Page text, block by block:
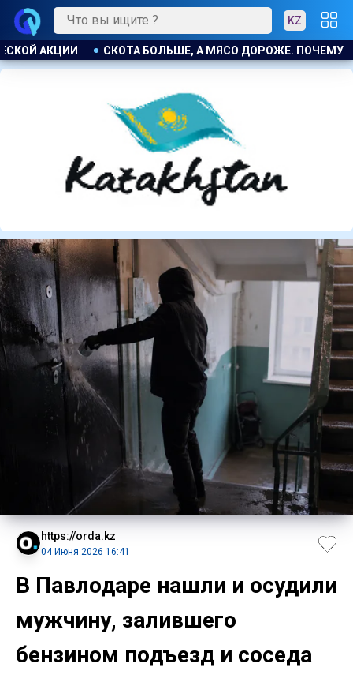
KZ
ПОЧЕМУ В КАЗАХСТАНЕ ПРОДОЛЖАЮТ РАСТИ ЦЕНЫ НА
https://orda.kz
04 Июня 2026 16:41
В Павлодаре нашли и осудили
мужчину, залившего
бензином подъезд и соседа